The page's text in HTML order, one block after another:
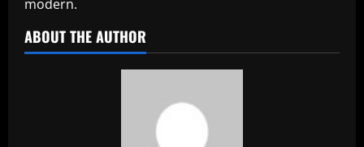
modern.
ABOUT THE AUTHOR